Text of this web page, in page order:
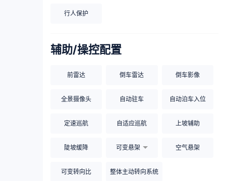
行人保护
辅助/操控配置
前雷达 倒车雷达 倒车影像
全景摄像头 自动驻车 自动泊车入位
定速巡航 自适应巡航 上坡辅助
陡坡缓降 可变悬架 空气悬架
可变转向比 整体主动转向系统